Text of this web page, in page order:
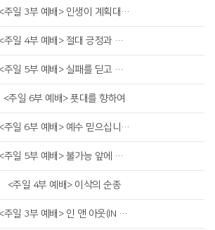
<주일 3부 예배> 인생이 계획대로 되지 않을 때
<주일 4부 예배> 절대 긍정과 감사의 기적
<주일 5부 예배> 실패를 딛고 일어서라
<주일 6부 예배> 푯대를 향하여
<주일 6부 예배> 예수 믿으십니까?
<주일 5부 예배> 불가능 앞에 순종하라
<주일 4부 예배> 이삭의 순종
<주일 3부 예배> 인 앤 아웃(IN AND OUT)